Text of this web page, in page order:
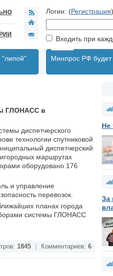
Логин: (Регистрация)
Входить при
"липой" Минпрос РФ
Не
За
ГЛОНАСС в
диспетчерского
технологии спутниковой
диспетчерский
маршрутах
оборудовано 176
и управление
перевозок.
планах города
системы ГЛОНАСС
1845 Комментариев: 6